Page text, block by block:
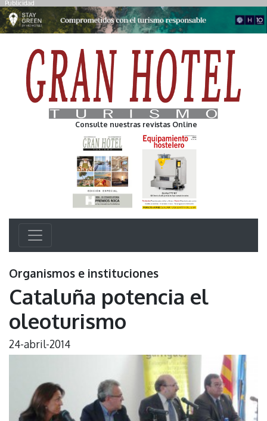
Publicidad
Consulte nuestras revistas Online
Organismos e instituciones
Cataluña potencia el
oleoturismo
24-abril-2014